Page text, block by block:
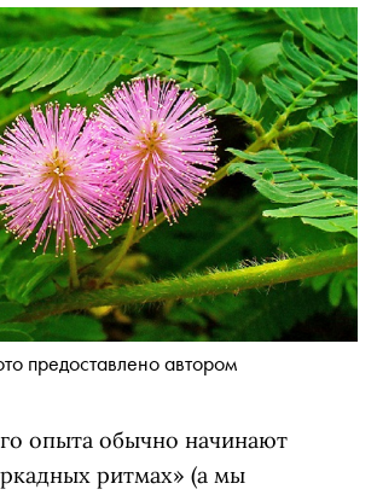
предоставлено автором
опыта обычно начинают
ритмах» (а мы